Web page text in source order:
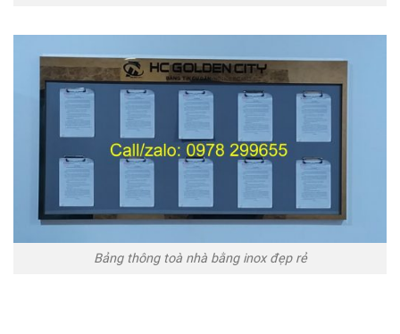
Bảng thông toà nhà bằng inox đẹp rẻ